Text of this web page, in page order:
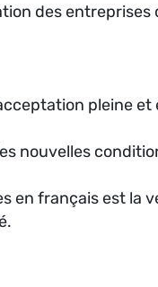
des entreprises
pleine
nouvelles
en français est la